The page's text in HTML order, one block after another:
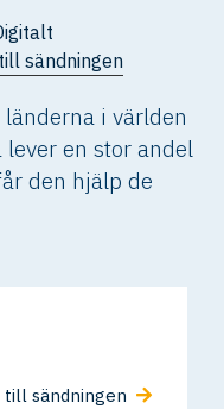
sändningen
i världen
en stor andel
den hjälp de
sändningen